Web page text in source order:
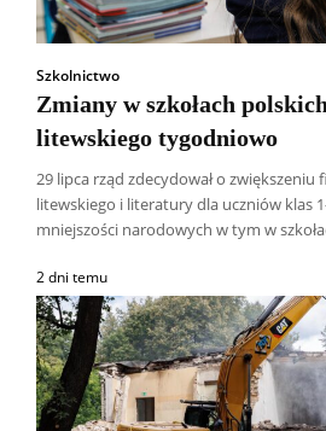
Szkolnictwo
Zmiany w szkołach
litewskiego tygodniowo
29 lipca rząd zdecydował o
litewskiego i literatury dla uczniów klas
mniejszości narodowych w tym w
2 dni temu